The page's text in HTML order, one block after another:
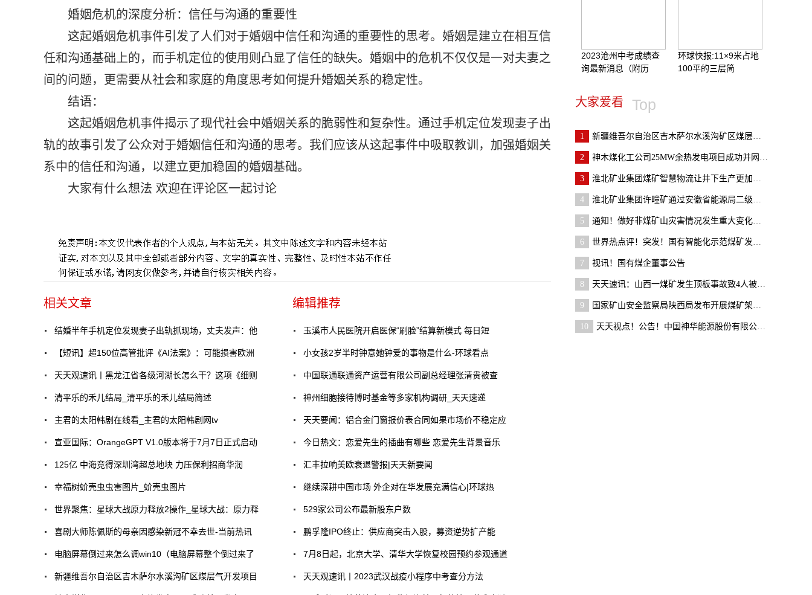
婚姻危机的深度分析：信任与沟通的重要性
这起婚姻危机事件引发了人们对于婚姻中信任和沟通的重要性的思考。婚姻是建立在相互信
任和沟通基础上的，而手机定位的使用则凸显了信任的缺失。婚姻中的危机不仅仅是一对夫妻之
间的问题，更需要从社会和家庭的角度思考如何提升婚姻关系的稳定性。
结语：
这起婚姻危机事件揭示了现代社会中婚姻关系的脆弱性和复杂性。通过手机定位发现妻子出
轨的故事引发了公众对于婚姻信任和沟通的思考。我们应该从这起事件中吸取教训，加强婚姻关
系中的信任和沟通，以建立更加稳固的婚姻基础。
大家有什么想法 欢迎在评论区一起讨论
相关文章
结婚半年手机定位发现妻子出轨抓现场，丈夫发声：他
【短讯】超150位高管批评《AI法案》：可能损害欧洲
天天观速讯丨黑龙江省各级河湖长怎么干？这项《细则
清平乐的禾儿结局_清平乐的禾儿结局简述
主君的太阳韩剧在线看_主君的太阳韩剧网tv
宣亚国际：OrangeGPT V1.0版本将于7月7日正式启动
125亿 中海竞得深圳湾超总地块 力压保利招商华润
幸福树蚧壳虫虫害图片_蚧壳虫图片
世界聚焦：星球大战原力释放2操作_星球大战：原力释
喜剧大师陈佩斯的母亲因感染新冠不幸去世-当前热讯
电脑屏幕倒过来怎么调win10（电脑屏幕整个倒过来了
新疆维吾尔自治区吉木萨尔水溪沟矿区煤层气开发项目
编辑推荐
玉溪市人民医院开启医保“刷脸”结算新模式 每日短
小女孩2岁半时钟意她钟爱的事物是什么-环球看点
中国联通联通资产运营有限公司副总经理张清贵被查
神州细胞接待博时基金等多家机构调研_天天速递
天天要闻：铝合金门窗报价表合同如果市场价不稳定应
今日热文：恋爱先生的插曲有哪些 恋爱先生背景音乐
汇丰拉响美欧衰退警报|天天新要闻
继续深耕中国市场 外企对在华发展充满信心|环球热
529家公司公布最新股东户数
鹏孚隆IPO终止：供应商突击入股，募资逆势扩产能
7月8日起，北京大学、清华大学恢复校园预约参观通道
天天观速讯丨2023武汉战疫小程序中考查分方法
2023沧州中考成绩查
询最新消息（附历
环球快报:11×9米占地
100平的三层简
大家爱看 Top
1 新疆维吾尔自治区吉木萨尔水溪沟矿区煤层气开发项目
2 神木煤化工公司25MW余热发电项目成功并网发电
3 淮北矿业集团煤矿智慧物流让井下生产更加安全高效_
4 淮北矿业集团许疃矿通过安徽省能源局二级安全生产标
5 通知！做好非煤矿山灾害情况发生重大变化及时报告和
6 世界热点评！突发！国有智能化示范煤矿发生运输事故
7 视讯！国有煤企董事公告
8 天天速讯：山西一煤矿发生顶板事故致4人被困 3人已
9 国家矿山安全监察局陕西局发布开展煤矿架空乘人装置
10 天天视点！公告！中国神华能源股份有限公司哈拉沟煤